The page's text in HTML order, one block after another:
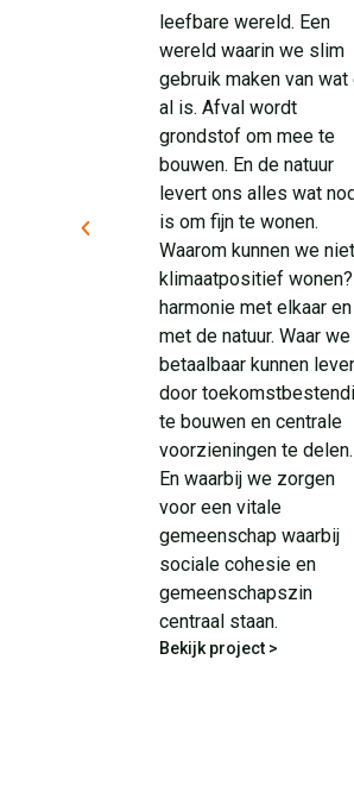
leefbare wereld. Een
wereld waarin we slim
gebruik maken van wat
al is. Afval wordt
grondstof om mee te
bouwen. En de natuur
levert ons alles wat
is om fijn te wonen.
Waarom kunnen we niet
klimaatpositief
harmonie met elkaar en
met de natuur. Waar we
betaalbaar kunnen
door
te bouwen en centrale
voorzieningen te delen.
En waarbij we zorgen
voor een vitale
gemeenschap waarbij
sociale cohesie en
gemeenschapszin
centraal staan.
Bekijk project >